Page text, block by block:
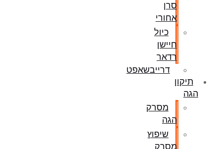
סרן
אחורי
כיול
חיישן
רדאר
דרייבשאפט
תיקון
הגה
מסרק
הגה
שיפוץ
מסרק